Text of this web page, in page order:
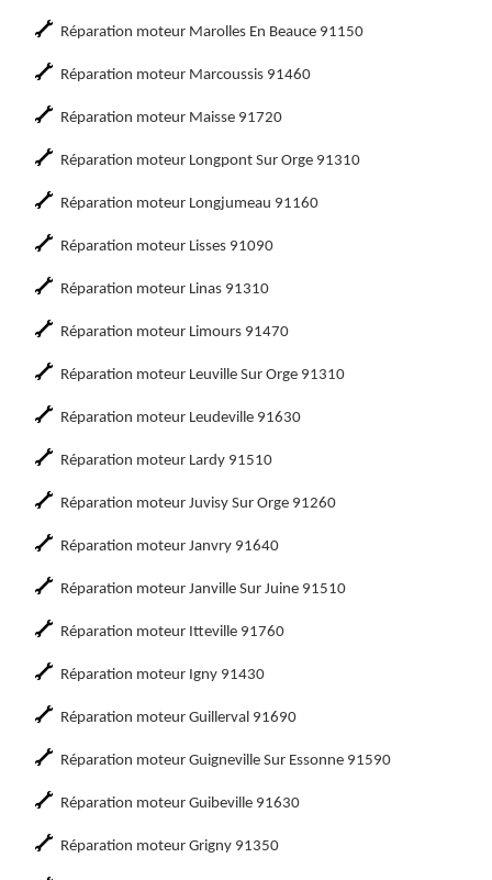
Réparation moteur Marolles En Beauce 91150
Réparation moteur Marcoussis 91460
Réparation moteur Maisse 91720
Réparation moteur Longpont Sur Orge 91310
Réparation moteur Longjumeau 91160
Réparation moteur Lisses 91090
Réparation moteur Linas 91310
Réparation moteur Limours 91470
Réparation moteur Leuville Sur Orge 91310
Réparation moteur Leudeville 91630
Réparation moteur Lardy 91510
Réparation moteur Juvisy Sur Orge 91260
Réparation moteur Janvry 91640
Réparation moteur Janville Sur Juine 91510
Réparation moteur Itteville 91760
Réparation moteur Igny 91430
Réparation moteur Guillerval 91690
Réparation moteur Guigneville Sur Essonne 91590
Réparation moteur Guibeville 91630
Réparation moteur Grigny 91350